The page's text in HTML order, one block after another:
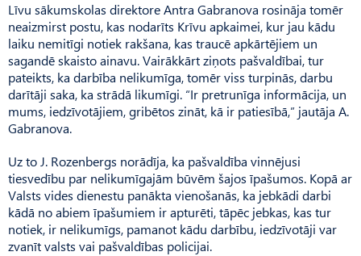
Līvu sākumskolas direktore Antra Gabranova rosināja tomēr
neaizmirst postu, kas nodarīts Krīvu apkaimei, kur jau kādu
laiku nemitīgi notiek rakšana, kas traucē apkārtējiem un
sagandē skaisto ainavu. Vairākkārt ziņots pašvaldībai, tur
pateikts, ka darbība nelikumīga, tomēr viss turpinās, darbu
darītāji saka, ka strādā likumīgi. “Ir pretrunīga informācija, un
mums, iedzīvotājiem, gribētos zināt, kā ir patiesībā,” jautāja A.
Gabranova.
Uz to J. Rozenbergs norādīja, ka pašvaldība vinnējusi
tiesvedību par nelikumīgajām būvēm šajos īpašumos. Kopā ar
Valsts vides dienestu panākta vienošanās, ka jebkādi darbi
kādā no abiem īpašumiem ir apturēti, tāpēc jebkas, kas tur
notiek, ir nelikumīgs, pamanot kādu darbību, iedzīvotāji var
zvanīt valsts vai pašvaldības policijai.